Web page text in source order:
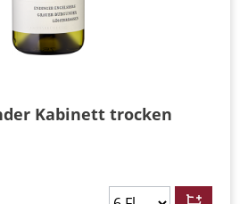
Kabinett trocken